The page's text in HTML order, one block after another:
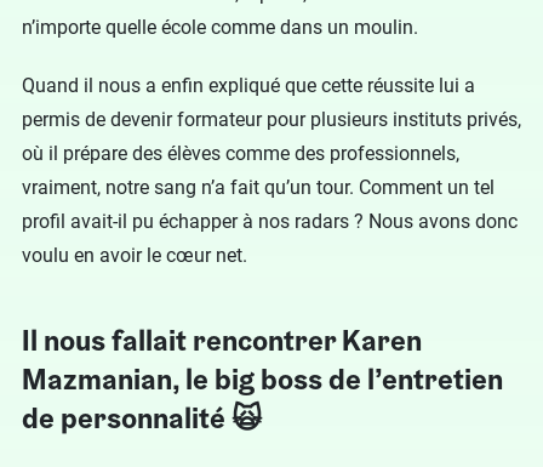
n’importe quelle école comme dans un moulin.
Quand il nous a enfin expliqué que cette réussite lui a
permis de devenir formateur pour plusieurs instituts privés,
où il prépare des élèves comme des professionnels,
vraiment, notre sang n’a fait qu’un tour. Comment un tel
profil avait-il pu échapper à nos radars ? Nous avons donc
voulu en avoir le cœur net.
Il nous fallait rencontrer Karen
Mazmanian, le big boss de l’entretien
de personnalité 🙀